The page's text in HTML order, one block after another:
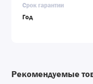
Срок гарантии
Год
Рекомендуемые